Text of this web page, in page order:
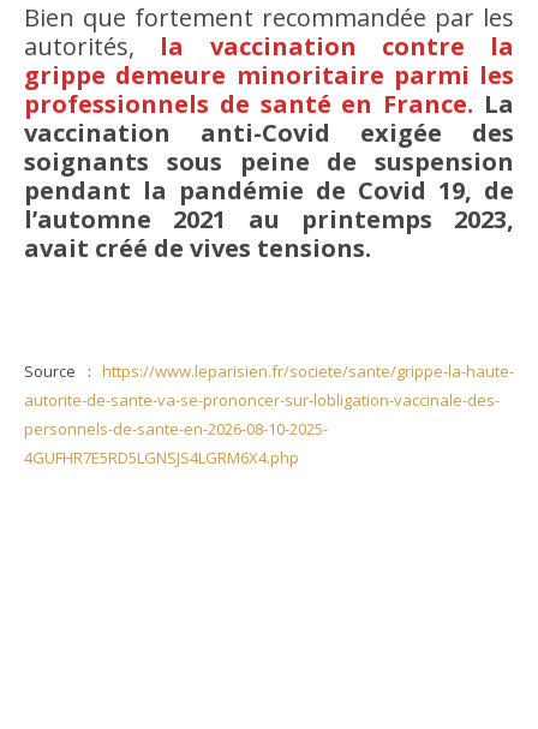
Bien que fortement recommandée par les
autorités, la vaccination contre la
grippe demeure minoritaire parmi les
professionnels de santé en France. La
vaccination anti-Covid exigée des
soignants sous peine de suspension
pendant la pandémie de Covid 19, de
l’automne 2021 au printemps 2023,
avait créé de vives tensions.
Source : https://www.leparisien.fr/societe/sante/grippe-la-haute-
autorite-de-sante-va-se-prononcer-sur-lobligation-vaccinale-des-
personnels-de-sante-en-2026-08-10-2025-
4GUFHR7E5RD5LGNSJS4LGRM6X4.php